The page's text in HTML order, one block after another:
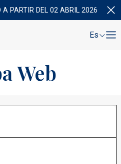
A PARTIR DEL 02 ABRIL 2026
Es
Web